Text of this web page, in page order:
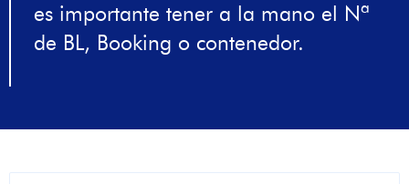
es importante tener a la mano el Nª
de BL, Booking o contenedor.